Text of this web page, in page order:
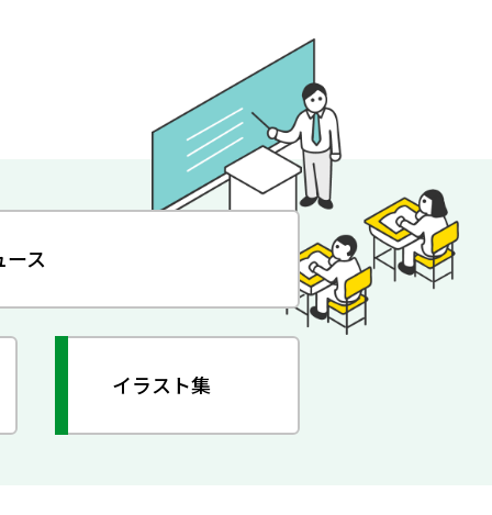
ース
イラスト集